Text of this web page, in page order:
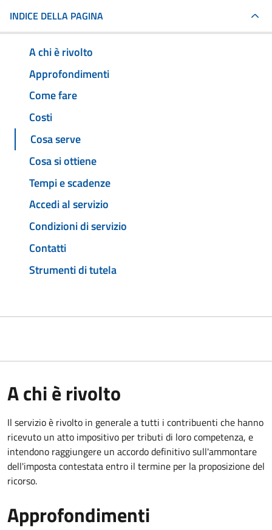
INDICE DELLA PAGINA
A chi è rivolto
Approfondimenti
Come fare
Costi
Cosa serve
Cosa si ottiene
Tempi e scadenze
Accedi al servizio
Condizioni di servizio
Contatti
Strumenti di tutela
A chi è rivolto
Il servizioè rivolto in generale a tutti i contribuenti che hanno
ricevuto un atto impositivo per tributi di loro competenza, e
intendono raggiungere un accordo definitivo sull'ammontare
dell'imposta contestata entro il termine per la proposizione del
ricorso.
Approfondimenti